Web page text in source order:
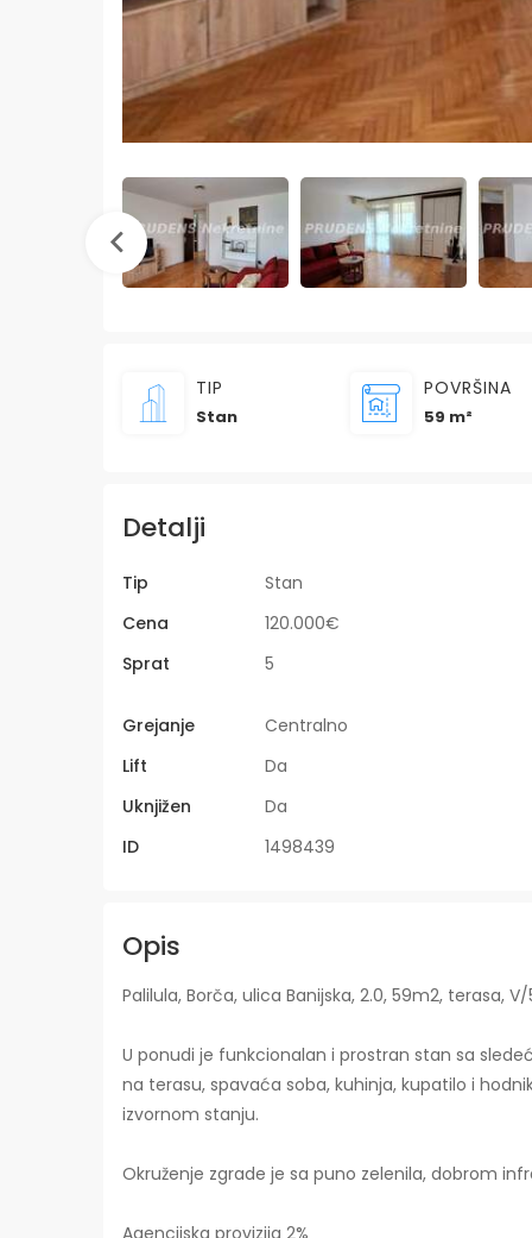
TIP
Stan
POVRŠINA
59 m²
Detalji
Tip Stan
Cena
120.000€
Sprat
5
Grejanje Centralno
Lift
Da
Uknjižen
Da
ID
1498439
Opis
Palilula, Borča, ulica Banijska, 2.0, 59m2, terasa,
U ponudi je funkcionalan i prostran stan sa
na terasu, spavaća soba, kuhinja, kupatilo i
izvornom stanju.
Okruženje zgrade je sa puno zelenila, dobrom